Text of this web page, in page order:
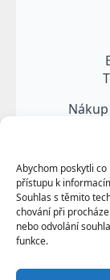
Abychom poskytli
přístupu k
Souhlas s těmito
chování při
nebo odvolání
funkce.
Veškeré